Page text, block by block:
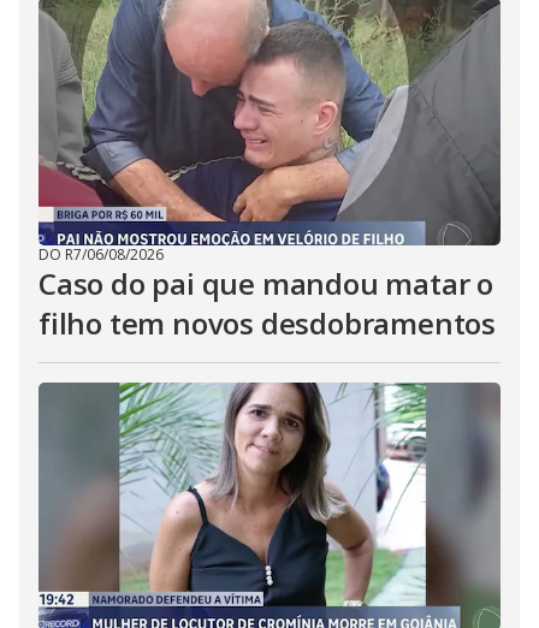
DO R7/06/08/2026
Caso do pai que mandou matar o
filho tem novos desdobramentos